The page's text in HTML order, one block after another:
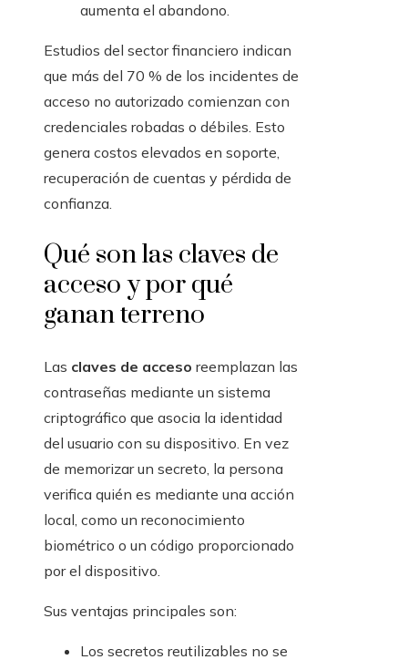
aumenta el abandono.
Estudios del sector financiero indican
que más del 70 % de los incidentes de
acceso no autorizado comienzan con
credenciales robadas o débiles. Esto
genera costos elevados en soporte,
recuperación de cuentas y pérdida de
confianza.
Qué son las claves de
acceso y por qué
ganan terreno
Las claves de acceso reemplazan las
contraseñas mediante un sistema
criptográfico que asocia la identidad
del usuario con su dispositivo. En vez
de memorizar un secreto, la persona
verifica quién es mediante una acción
local, como un reconocimiento
biométrico o un código proporcionado
por el dispositivo.
Sus ventajas principales son:
Los secretos reutilizables no se